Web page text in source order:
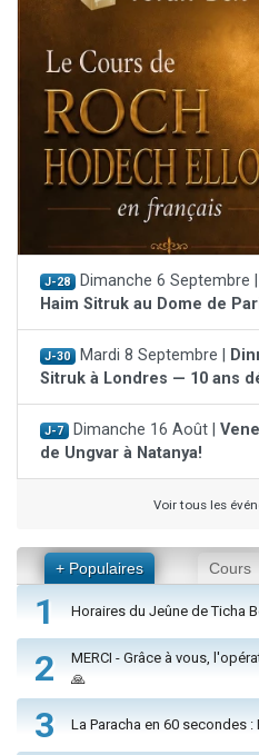
J-28 Dimanche 6 Septembre |
Haim Sitruk au Dome de
J-30 Mardi 8 Septembre |
Sitruk à Londres — 10 ans
J-7 Dimanche 16 Août |
de Ungvar à Natanya!
Voir tous les
+ Populaires Cours
1 Horaires du Jeûne de Ticha
2
MERCI - Grâce à vous,
🙏
3 La Paracha en 60 secondes :